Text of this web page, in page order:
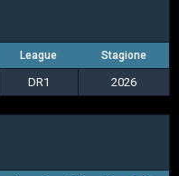
League Stagione
DR1 2026